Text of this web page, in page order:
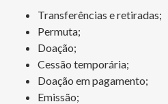
Transferências e retiradas;
Permuta;
Doação;
Cessão temporária;
Doação em pagamento;
Emissão;